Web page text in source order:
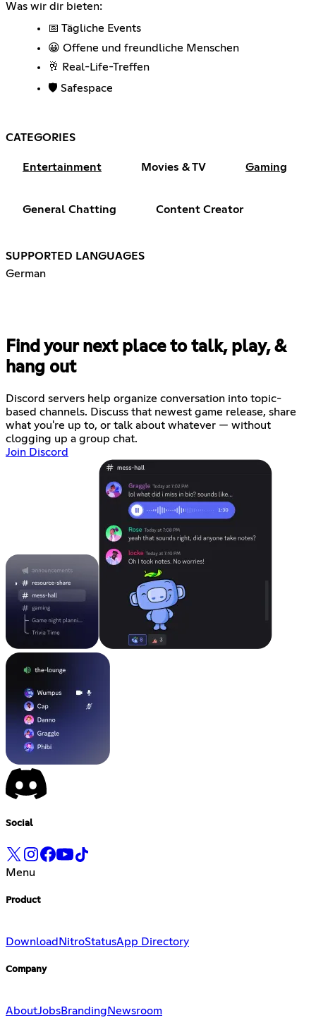
Was wir dir bieten:
📅 Tägliche Events
😀 Offene und freundliche Menschen
🥂 Real-Life-Treffen
🛡️ Safespace
CATEGORIES
Entertainment Movies & TV Gaming
General Chatting Content Creator
SUPPORTED LANGUAGES
German
Find your next place to talk, play, &
hang out
Discord servers help organize conversation into topic-
based channels. Discuss that newest game release, share
what you're up to, or talk about whatever — without
clogging up a group chat.
Join Discord
Social
Menu
Product
Download NitroStatusApp Directory
Company
AboutJobsBranding Newsroom